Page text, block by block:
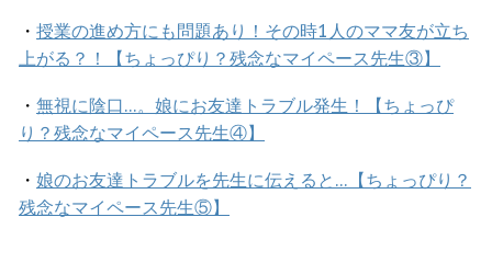
・ 授業の進め方にも問題あり！その時1人のママ友が立ち
上がる？！【ちょっぴり？残念なマイペース先生③】
・ 無視に陰口…。娘にお友達トラブル発生！【ちょっぴ
り？残念なマイペース先生④】
・ 娘のお友達トラブルを先生に伝えると…【ちょっぴり？
残念なマイペース先生⑤】